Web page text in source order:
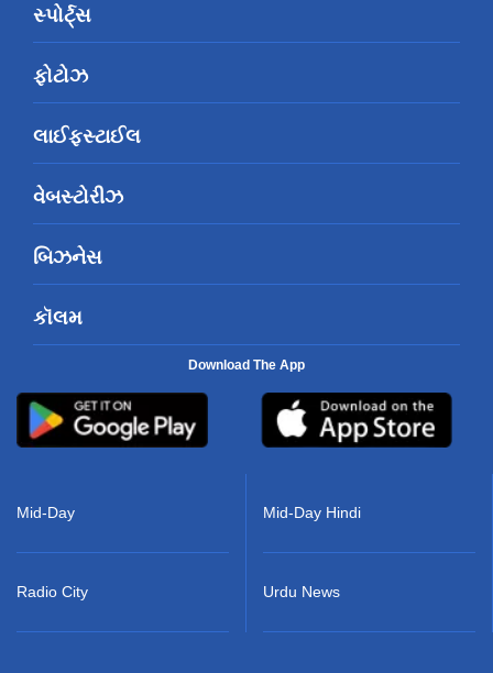
સ્પોર્ટ્સ
ફોટોઝ
લાઈફસ્ટાઈલ
વેબસ્ટોરીઝ
બિઝનેસ
કૉલમ
Download The App
Mid-Day
Radio City
Mid-Day Hindi
Urdu News